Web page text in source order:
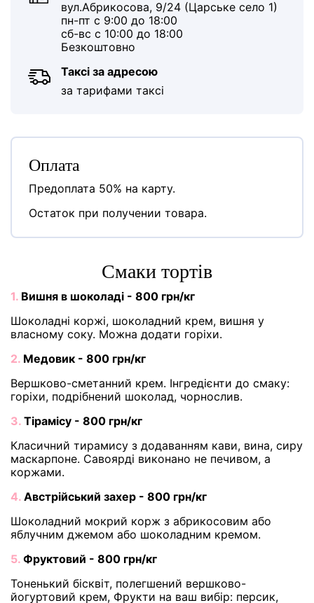
вул.Абрикосова, 9/24 (Царське село 1)
пн-пт с 9:00 до 18:00
сб-вс с 10:00 до 18:00
Безкоштовно
Таксі за адресою
за тарифами таксі
Оплата
Предоплата 50% на карту.
Остаток при получении товара.
Cмаки тортів
1. Вишня в шоколаді - 800 грн/кг
Шоколадні коржі, шоколадний крем, вишня у
власному соку. Можна додати горіхи.
2. Медовик - 800 грн/кг
Вершково-сметанний крем. Інгредієнти до смаку:
горіхи, подрібнений шоколад, чорнослив.
3. Тірамісу - 800 грн/кг
Класичний тирамису з додаванням кави, вина, сиру
маскарпоне. Савоярді виконано не печивом, а
коржами.
4. Австрійський захер - 800 грн/кг
Шоколадний мокрий корж з абрикосовим або
яблучним джемом або шоколадним кремом.
5. Фруктовий - 800 грн/кг
Тоненький бісквіт, полегшений вершково-
йогуртовий крем, Фрукти на ваш вибір: персик,